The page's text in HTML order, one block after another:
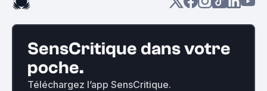
SensCritique dans votre
poche.
Téléchargez l’app SensCritique.